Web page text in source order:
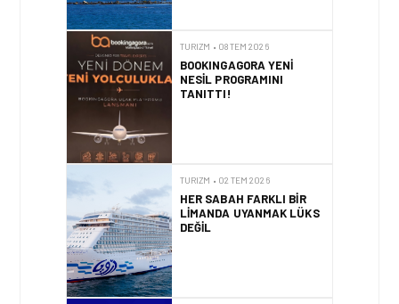
BOOKINGAGORA YENI
NESIL PROGRAMINI
TANITTI!
HER SABAH FARKLI BIR
LIMANDA UYANMAK LÜKS
DEĞIL